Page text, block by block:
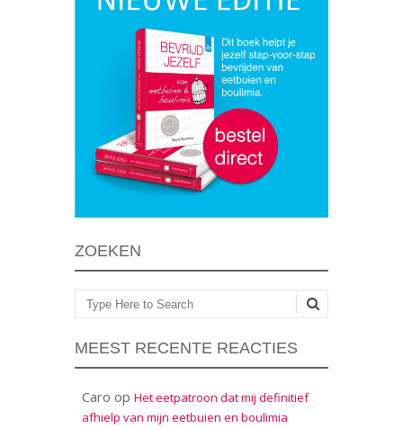
ZOEKEN
Zoeken
MEEST RECENTE REACTIES
Caro op Het eetpatroon dat mij definitief
afhielp van mijn eetbuien en boulimia